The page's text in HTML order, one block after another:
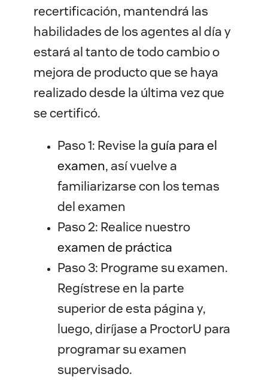
recertificación, mantendrá las
habilidades de los agentes al día y
estará al tanto de todo cambio o
mejora de producto que se haya
realizado desde la última vez que
se certificó.
Paso 1: Revise laguía para el
examen, así vuelve a
familiarizarse con los temas
del examen
Paso 2: Realice nuestro
examen de práctica
Paso 3: Programe su examen.
Regístrese en la parte
superior de esta página y,
luego, diríjase a ProctorU para
programar su examen
supervisado.